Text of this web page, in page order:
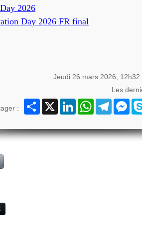
2026
Day 2026 FR final
Jeudi 26 mars 2026,
Les
:
Partager
X LinkedInWhatsAppTelegram